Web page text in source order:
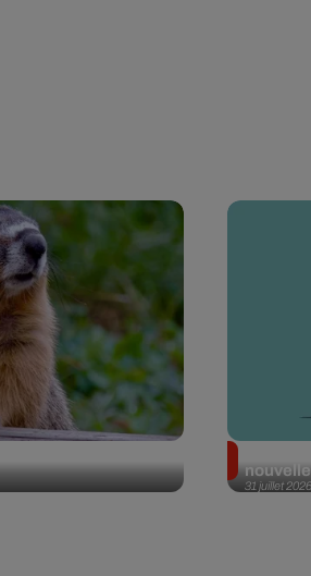
31 juillet 2026